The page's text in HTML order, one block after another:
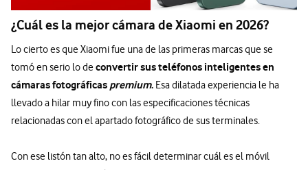
¿Cuál es la mejor cámara de Xiaomi en 2026?
Lo cierto es que Xiaomi fue una de las primeras marcas que se
tomó en serio lo deconvertir sus teléfonos inteligentes en
cámaras fotográficas premium. Esa dilatada experiencia le ha
llevado a hilar muy fino con las especificaciones técnicas
relacionadas con el apartado fotográfico de sus terminales.
Con ese listón tan alto, no es fácil determinar cuál es el móvil